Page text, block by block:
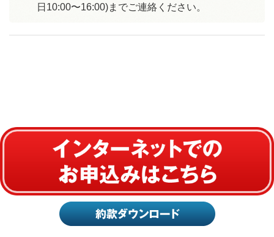
日10:00〜16:00)までご連絡ください。